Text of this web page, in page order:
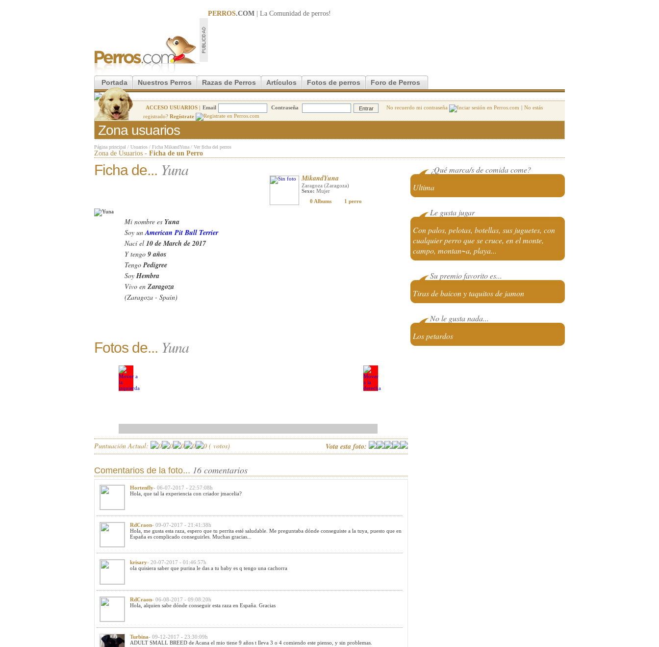
PERROS.COM | La Comunidad de perros!
Portada Nuestros Perros Razas de Perros Artículos Fotos de perros Foro de Perros
ACCESO USUARIOS | Email Contraseña No recuerdo mi contraseña | No estás
registrado? Regístrate
Zona usuarios
Página principal / Usuarios / Ficha MikandYuna / Ver ficha del perros
Zona de Usuarios - Ficha de un Perro
Ficha de... Yuna MikandYuna
Zaragoza (Zaragoza)
Sexo: Mujer
0 Albums
1 perro
Mi nombre es Yuna
Soy unAmerican Pit Bull Terrier
Nací el 10 de March de 2017
Y tengo 9 años
TengoPedigree
SoyHembra
Vivo en Zaragoza
(Zaragoza - Spain)
¿Qué marca/s de comida come?
Ultima
Le gusta jugar
Con palos, pelotas, botellas, sus juguetes, con
cualquier perro que se cruce, en el monte,
campo, montan~a, playa...
Su premio favorito es...
Tiras de baicon y taquitos de jamon
No le gusta nada...
Los petardos
Fotos de... Yuna
Puntuación Actual: ( votos) Vota esta foto:
Comentarios de la foto... 16 comentarios
Hortenfly- 06-07-2017 - 22:57:08h
Hola, que tal la experiencia con criador jmacelia?
RdCraon- 09-07-2017 - 21:41:38h
Hola, me gusta esta raza, espero que tu perrita esté saludable. Me preguntaba dónde conseguiste a la tuya, puesto que en
España es complicado conseguirles. Muchas gracias...
krisary- 20-07-2017 - 01:46:57h
ola quisiera saber que purina le das a tu baby es q tengo una cachorra
RdCraon- 06-08-2017 - 09:08:20h
Hola, alquien sabe dónde conseguir esta raza en España. Gracias
Turbina- 09-12-2017 - 23:30:09h
ADULT SMALL BREED de Acana el mio tiene 9 años t lleva 3 o 4 comiendo este pienso, y sin problemas.